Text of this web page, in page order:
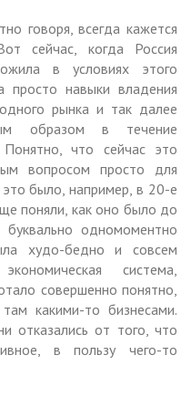
говоря, всегда кажется
сейчас, когда Россия
в условиях этого
просто навыки владения
рынка и так далее
образом в течение
Понятно, что сейчас это
вопросом просто для
было, например, в 20-е
поняли, как оно было до
одномоментно
худо-бедно и совсем
система,
совершенно понятно,
какими-то бизнесами.
отказались от того, что
в пользу чего-то